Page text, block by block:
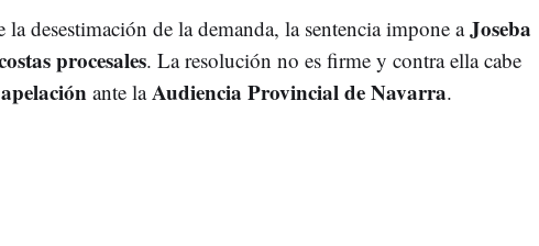
la desestimación de la demanda, la sentencia impone aJoseba
procesales. La resolución no es firme y contra ella cabe
ante laAudiencia Provincial de Navarra.